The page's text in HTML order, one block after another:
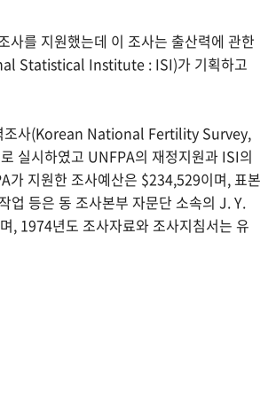
사를 지원했는데 이 조사는 출산력에 관한
Statistical Institute : ISI)가 기획하고
조사(Korean National Fertility Survey,
실시하였고 UNFPA의 재정지원과 ISI의
지원한 조사예산은 $234,529이며, 표본
업 등은 동 조사본부 자문단 소속의 J. Y.
, 1974년도 조사자료와 조사지침서는 유